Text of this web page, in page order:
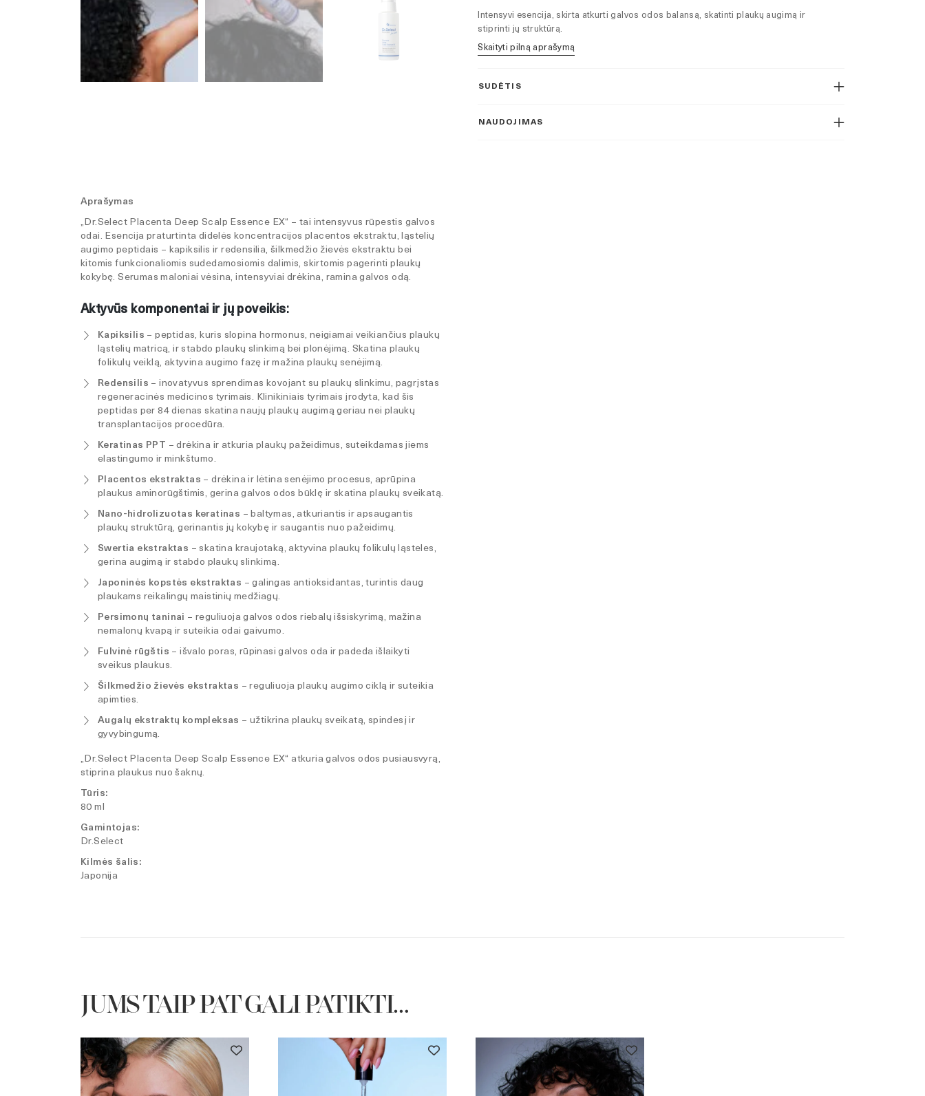
Intensyvi esencija, skirta atkurti galvos odos balansą, skatinti plaukų augimą ir
stiprinti jų struktūrą.
Skaityti pilną aprašymą
SUDĖTIS
NAUDOJIMAS
Aprašymas
„Dr.Select Placenta Deep Scalp Essence EX“ – tai intensyvus rūpestis galvos
odai. Esencija praturtinta didelės koncentracijos placentos ekstraktu, ląstelių
augimo peptidais – kapiksilis ir redensilia, šilkmedžio žievės ekstraktu bei
kitomis funkcionaliomis sudedamosiomis dalimis, skirtomis pagerinti plaukų
kokybę. Serumas maloniai vėsina, intensyviai drėkina, ramina galvos odą.
Aktyvūs komponentai ir jų poveikis:
Kapiksilis – peptidas, kuris slopina hormonus, neigiamai veikiančius plaukų
ląstelių matricą, ir stabdo plaukų slinkimą bei plonėjimą. Skatina plaukų
folikulų veiklą, aktyvina augimo fazę ir mažina plaukų senėjimą.
Redensilis – inovatyvus sprendimas kovojant su plaukų slinkimu, pagrįstas
regeneracinės medicinos tyrimais. Klinikiniais tyrimais įrodyta, kad šis
peptidas per 84 dienas skatina naujų plaukų augimą geriau nei plaukų
transplantacijos procedūra.
Keratinas PPT – drėkina ir atkuria plaukų pažeidimus, suteikdamas jiems
elastingumo ir minkštumo.
Placentos ekstraktas – drėkina ir lėtina senėjimo procesus, aprūpina
plaukus aminorūgštimis, gerina galvos odos būklę ir skatina plaukų sveikatą.
Nano-hidrolizuotas keratinas – baltymas, atkuriantis ir apsaugantis
plaukų struktūrą, gerinantis jų kokybę ir saugantis nuo pažeidimų.
Swertia ekstraktas – skatina kraujotaką, aktyvina plaukų folikulų ląsteles,
gerina augimą ir stabdo plaukų slinkimą.
Japoninės kopstės ekstraktas – galingas antioksidantas, turintis daug
plaukams reikalingų maistinių medžiagų.
Persimonų taninai – reguliuoja galvos odos riebalų išsiskyrimą, mažina
nemalonų kvapą ir suteikia odai gaivumo.
Fulvinė rūgštis – išvalo poras, rūpinasi galvos oda ir padeda išlaikyti
sveikus plaukus.
Šilkmedžio žievės ekstraktas – reguliuoja plaukų augimo ciklą ir suteikia
apimties.
Augalų ekstraktų kompleksas – užtikrina plaukų sveikatą, spindesį ir
gyvybingumą.
„Dr.Select Placenta Deep Scalp Essence EX“ atkuria galvos odos pusiausvyrą,
stiprina plaukus nuo šaknų.
Tūris:
80 ml
Gamintojas:
Dr.Select
Kilmės šalis:
Japonija
JUMS TAIP PAT GALI PATIKTI…